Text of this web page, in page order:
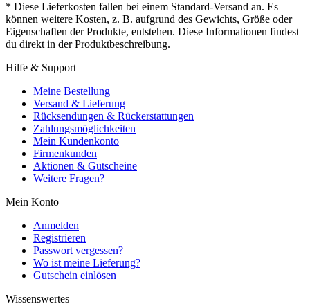
* Diese Lieferkosten fallen bei einem Standard-Versand an. Es
können weitere Kosten, z. B. aufgrund des Gewichts, Größe oder
Eigenschaften der Produkte, entstehen. Diese Informationen findest
du direkt in der Produktbeschreibung.
Hilfe & Support
Meine Bestellung
Versand & Lieferung
Rücksendungen & Rückerstattungen
Zahlungsmöglichkeiten
Mein Kundenkonto
Firmenkunden
Aktionen & Gutscheine
Weitere Fragen?
Mein Konto
Anmelden
Registrieren
Passwort vergessen?
Wo ist meine Lieferung?
Gutschein einlösen
Wissenswertes